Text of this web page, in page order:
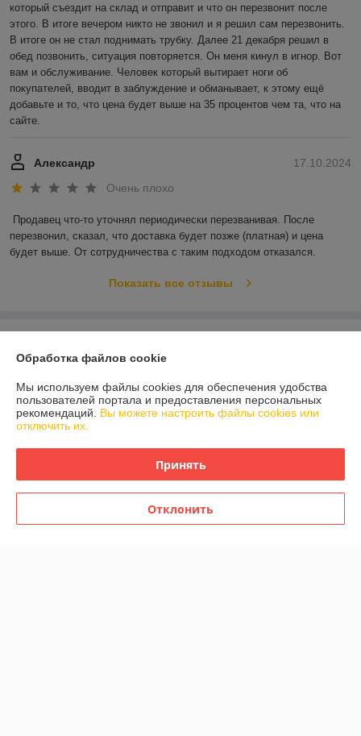
который съездит на склад и отправит и что он перезвонит после
этого. В итоге вечером никто не звонил и я решил сам перезвонить.
В итоге он не стал поднимать трубку. Далее 21 декабря решил в
обед позвонить, ситуация повторяется. Он меня кинул в игнор. Вот
вам и обслуживание. Человек который вытирает ноги об
покупателей, вводит в заблуждение и обманывает, к этому ещё
добавьте и то, что цена будет выше на 35 процентов чем та, что на
сайте.
17.10.2024
Александр
Очень плохо
Продавец что-то уточнял периодически перезванивая. После
перезвонил, сказал, что доставка будет позже (платная) и цена
будет выше. От сотрудничества с таким подходом отказался.
Показать все отзывы
Доставка и оплата
График работы
Политика обработки cookies
Обработка файлов cookie
Мы используем файлы cookies для обеспечения удобства
пользователей портала и предоставления персональных
рекомендаций. Вы можете настроить файлы cookies или
отключить их.
Принять
Отклонить